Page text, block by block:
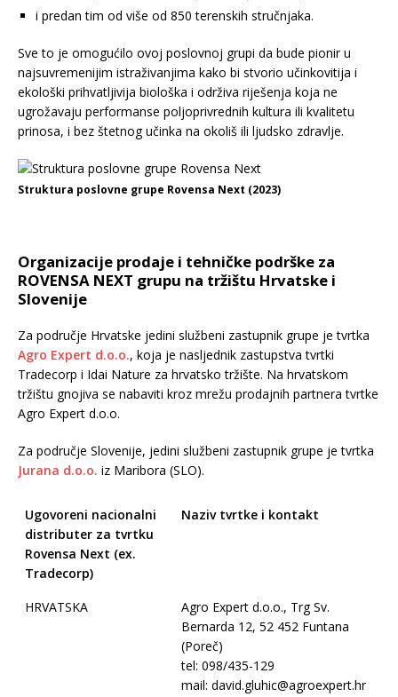
i predan tim od više od 850 terenskih stručnjaka.
Sve to je omogućilo ovoj poslovnoj grupi da bude pionir u
najsuvremenijim istraživanjima kako bi stvorio učinkovitija i
ekološki prihvatljivija biološka i održiva riješenja koja ne
ugrožavaju performanse poljoprivrednih kultura ili kvalitetu
prinosa, i bez štetnog učinka na okoliš ili ljudsko zdravlje.
Struktura poslovne grupe Rovensa Next (2023)
Organizacije prodaje i tehničke podrške za
ROVENSA NEXT grupu na tržištu Hrvatske i
Slovenije
Za područje Hrvatske jedini službeni zastupnik grupe je tvrtka
Agro Expert d.o.o., koja je nasljednik zastupstva tvrtki
Tradecorp i Idai Nature za hrvatsko tržište. Na hrvatskom
tržištu gnojiva se nabaviti kroz mrežu prodajnih partnera tvrtke
Agro Expert d.o.o.
Za područje Slovenije, jedini službeni zastupnik grupe je tvrtka
Jurana d.o.o. iz Maribora (SLO).
Ugovoreni nacionalni
distributer za tvrtku
Rovensa Next (ex.
Tradecorp)
Naziv tvrtke i kontakt
HRVATSKA
Agro Expert d.o.o., Trg Sv.
Bernarda 12, 52 452 Funtana
(Poreč)
tel: 098/435-129
mail: david.gluhic@agroexpert.hr